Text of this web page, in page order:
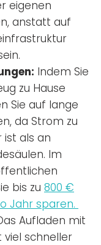
eigenen
anstatt auf
Indem Sie
zu Hause
Sie auf lange
da Strom zu
ist als an
Im
bis zu 800 €
Jahr sparen.
Aufladen mit
viel schneller